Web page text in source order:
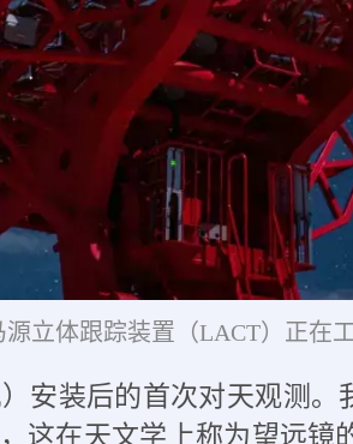
立体跟踪装置（LACT）正在工
安装后的首次对天观测。
这在天文学上称为望远镜